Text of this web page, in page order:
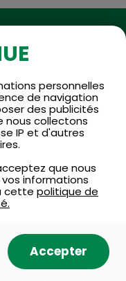
des
?
nous
personnelles
de navigation
des publicités
nous collectons
IP et d'autres
que nous
informations
cette politique de
Accepter